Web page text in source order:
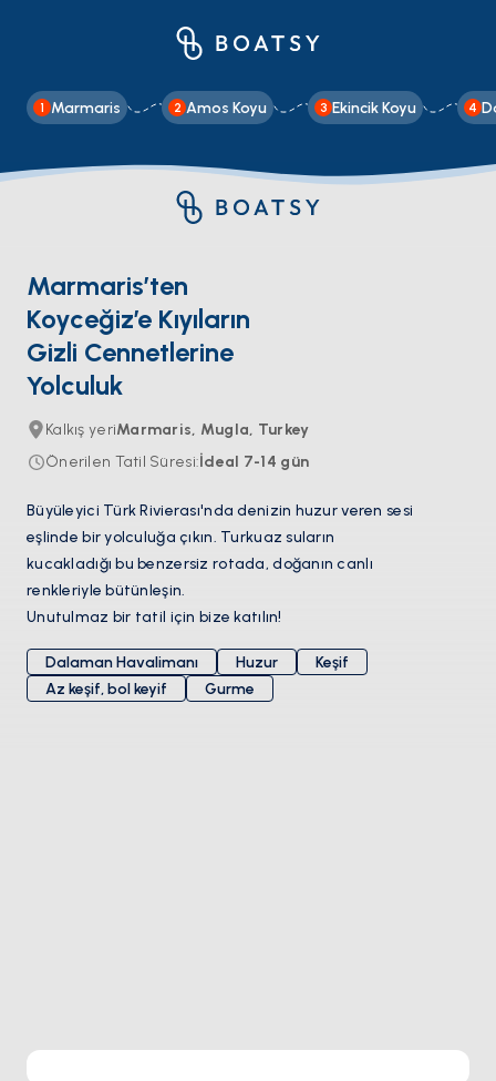
1 Marmaris 2 Amos Koyu 3 Ekincik Koyu 4
Marmaris’ten
Koyceğiz’e Kıyıların
Gizli Cennetlerine
Yolculuk
Kalkış yeriMarmaris, Mugla, Turkey
Önerilen Tatil Süresi:İdeal 7-14 gün
Büyüleyici Türk Rivierası'nda denizin huzur veren sesi
eşlinde bir yolculuğa çıkın. Turkuaz suların
kucakladığı bu benzersiz rotada, doğanın canlı
renkleriyle bütünleşin.
Unutulmaz bir tatil için bize katılın!
Dalaman Havalimanı Huzur
Keşif
Az keşif, bol keyif
Gurme